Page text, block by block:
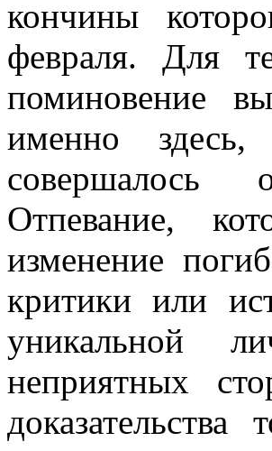
кончины
февраля. Для
поминовение
именно
совершалось
Отпевание,
изменение
критики или
уникальной
неприятных